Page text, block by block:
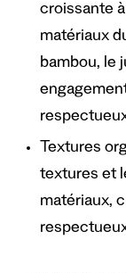
croissante
matériaux
bambou, le
Textures
textures et
matériaux,